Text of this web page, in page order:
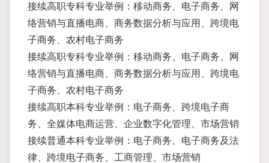
接续高职专科专业举例：移动商务、电子商务、网
络营销与直播电商、商务数据分析与应用、跨境电
子商务、农村电子商务
接续高职专科专业举例：移动商务、电子商务、网
络营销与直播电商、商务数据分析与应用、跨境电
子商务、农村电子商务
接续高职本科专业举例：电子商务、跨境电子商
务、全媒体电商运营、企业数字化管理、市场营销
接续普通本科专业举例：电子商务、电子商务及法
律、跨境电子商务、工商管理、市场营销